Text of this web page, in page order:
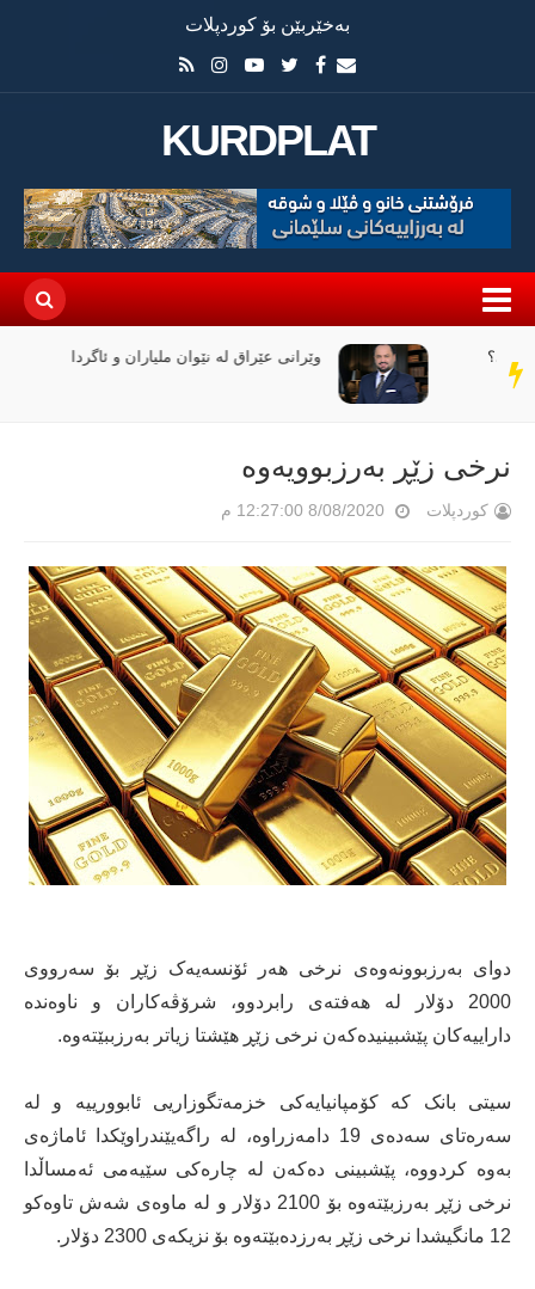
بەخێربێن بۆ کوردپلات
KURDPLAT
سەر
دێڕ
وێرانی عێراق لە نێوان ملیاران و ئاگردا
نرخی زێڕ بەرزبوویەوە
کوردپلات 8/08/2020 12:27:00 م
دوای بەرزبوونەوەی نرخی هەر ئۆنسەیەک زێڕ بۆ سەرووی
2000 دۆلار لە هەفتەی رابردوو، شرۆڤەکاران و ناوەندە
داراییەکان پێشبینیدەکەن نرخی زێڕ هێشتا زیاتر بەرزببێتەوە.
سیتی بانک کە کۆمپانیایەکی خزمەتگوزاریی ئابوورییە و لە
سەرەتای سەدەی 19 دامەزراوە، لە راگەیێندراوێکدا ئاماژەی
بەوە کردووە، پێشبینی دەکەن لە چارەکی سێیەمی ئەمساڵدا
نرخی زێڕ بەرزبێتەوە بۆ 2100 دۆلار و لە ماوەی شەش تاوەکو
12 مانگیشدا نرخی زێڕ بەرزدەبێتەوە بۆ نزیکەی 2300 دۆلار.